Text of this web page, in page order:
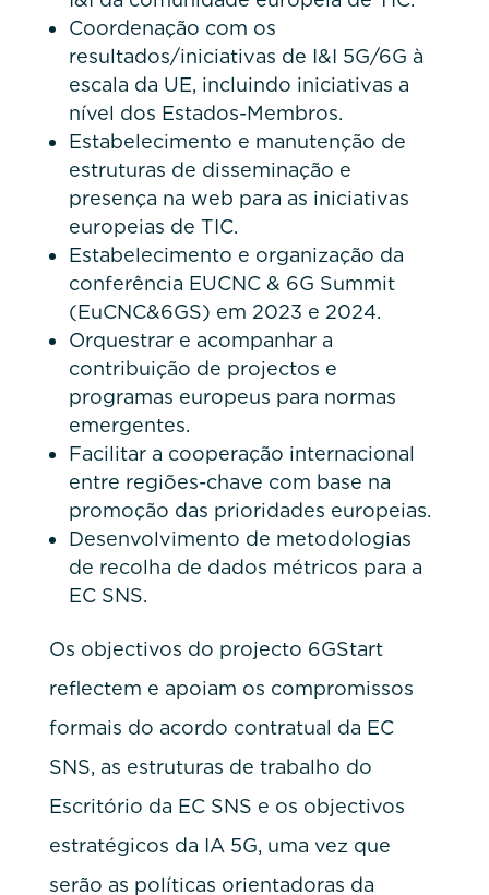
Coordenação com os
resultados/iniciativas de I&I 5G/6G à
escala da UE, incluindo iniciativas a
nível dos Estados-Membros.
Estabelecimento e manutenção de
estruturas de disseminação e
presença na web para as iniciativas
europeias de TIC.
Estabelecimento e organização da
conferência EUCNC & 6G Summit
(EuCNC&6GS) em 2023 e 2024.
Orquestrar e acompanhar a
contribuição de projectos e
programas europeus para normas
emergentes.
Facilitar a cooperação internacional
entre regiões-chave com base na
promoção das prioridades europeias.
Desenvolvimento de metodologias
de recolha de dados métricos para a
EC SNS.
Os objectivos do projecto 6GStart
reflectem e apoiam os compromissos
formais do acordo contratual da EC
SNS, as estruturas de trabalho do
Escritório da EC SNS e os objectivos
estratégicos da IA 5G, uma vez que
serão as políticas orientadoras da